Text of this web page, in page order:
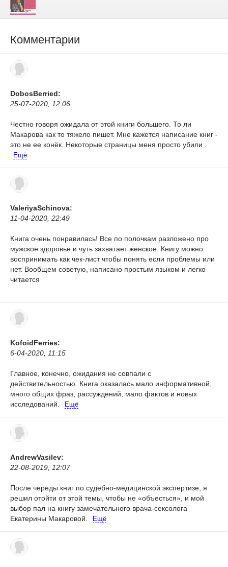
Комментарии
DobosBerried:
25-07-2020, 12:06
Честно говоря ожидала от этой книги большего. То ли
Макарова как то тяжело пишет. Мне кажется написание книг -
это не ее конёк. Некоторые страницы меня просто убили .
Ещё
ValeriyaSchinova:
11-04-2020, 22:49
Книга очень понравилась! Все по полочкам разложено про
мужское здоровье и чуть захватает женское. Книгу можно
воспринимать как чек-лист чтобы понять если проблемы или
нет. Вообщем советую, написано простым языком и легко
читается
KofoidFerries:
6-04-2020, 11:15
Главное, конечно, ожидания не совпали с
действительностью. Книга оказалась мало информативной,
много общих фраз, рассуждений, мало фактов и новых
исследований.
Ещё
AndrewVasilev:
22-08-2019, 12:07
После череды книг по судебно-медицинской экспертизе, я
решил отойти от этой темы, чтобы не «объесться», и мой
выбор пал на книгу замечательного врача-сексолога
Екатерины Макаровой.
Ещё